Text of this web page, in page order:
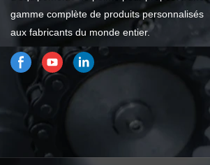
gamme complète de produits personnalisés
aux fabricants du monde entier.